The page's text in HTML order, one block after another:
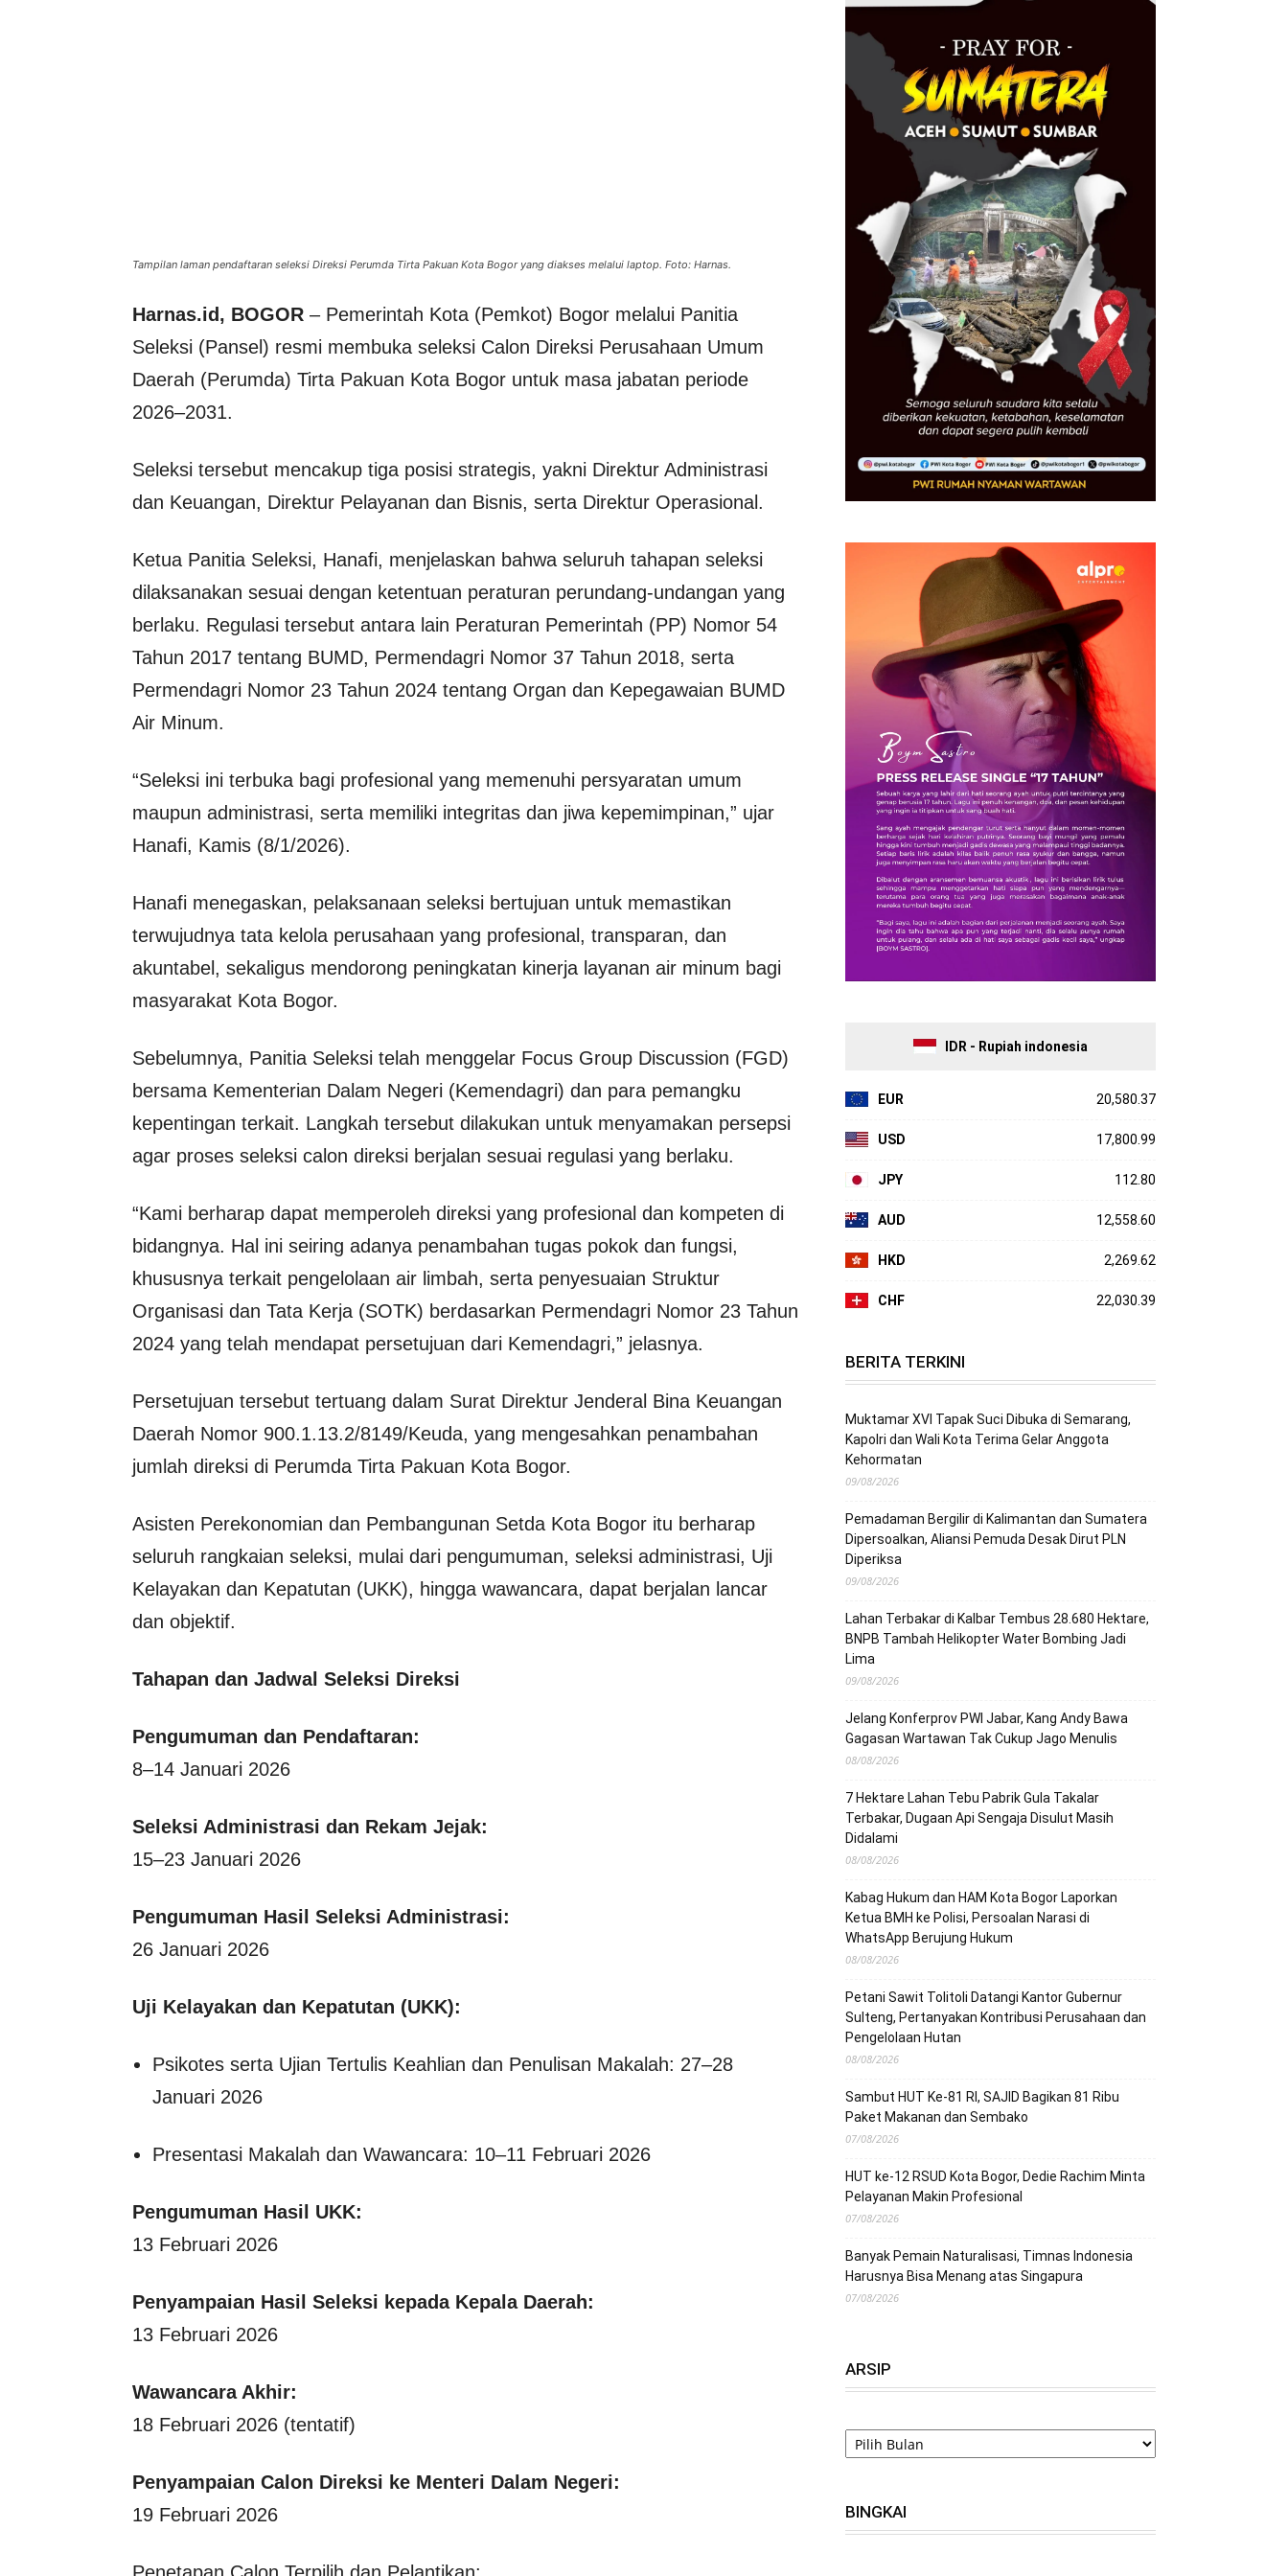
Tampilan laman pendaftaran seleksi Direksi Perumda Tirta Pakuan Kota Bogor yang diakses melalui laptop. Foto: Harnas.
Harnas.id, BOGOR – Pemerintah Kota (Pemkot) Bogor melalui Panitia
Seleksi (Pansel) resmi membuka seleksi Calon Direksi Perusahaan Umum
Daerah (Perumda) Tirta Pakuan Kota Bogor untuk masa jabatan periode
2026–2031.
Seleksi tersebut mencakup tiga posisi strategis, yakni Direktur Administrasi
dan Keuangan, Direktur Pelayanan dan Bisnis, serta Direktur Operasional.
Ketua Panitia Seleksi, Hanafi, menjelaskan bahwa seluruh tahapan seleksi
dilaksanakan sesuai dengan ketentuan peraturan perundang-undangan yang
berlaku. Regulasi tersebut antara lain Peraturan Pemerintah (PP) Nomor 54
Tahun 2017 tentang BUMD, Permendagri Nomor 37 Tahun 2018, serta
Permendagri Nomor 23 Tahun 2024 tentang Organ dan Kepegawaian BUMD
Air Minum.
“Seleksi ini terbuka bagi profesional yang memenuhi persyaratan umum
maupun administrasi, serta memiliki integritas dan jiwa kepemimpinan,” ujar
Hanafi, Kamis (8/1/2026).
Hanafi menegaskan, pelaksanaan seleksi bertujuan untuk memastikan
terwujudnya tata kelola perusahaan yang profesional, transparan, dan
akuntabel, sekaligus mendorong peningkatan kinerja layanan air minum bagi
masyarakat Kota Bogor.
Sebelumnya, Panitia Seleksi telah menggelar Focus Group Discussion (FGD)
bersama Kementerian Dalam Negeri (Kemendagri) dan para pemangku
kepentingan terkait. Langkah tersebut dilakukan untuk menyamakan persepsi
agar proses seleksi calon direksi berjalan sesuai regulasi yang berlaku.
“Kami berharap dapat memperoleh direksi yang profesional dan kompeten di
bidangnya. Hal ini seiring adanya penambahan tugas pokok dan fungsi,
khususnya terkait pengelolaan air limbah, serta penyesuaian Struktur
Organisasi dan Tata Kerja (SOTK) berdasarkan Permendagri Nomor 23 Tahun
2024 yang telah mendapat persetujuan dari Kemendagri,” jelasnya.
Persetujuan tersebut tertuang dalam Surat Direktur Jenderal Bina Keuangan
Daerah Nomor 900.1.13.2/8149/Keuda, yang mengesahkan penambahan
jumlah direksi di Perumda Tirta Pakuan Kota Bogor.
Asisten Perekonomian dan Pembangunan Setda Kota Bogor itu berharap
seluruh rangkaian seleksi, mulai dari pengumuman, seleksi administrasi, Uji
Kelayakan dan Kepatutan (UKK), hingga wawancara, dapat berjalan lancar
dan objektif.
Tahapan dan Jadwal Seleksi Direksi
Pengumuman dan Pendaftaran:
8–14 Januari 2026
Seleksi Administrasi dan Rekam Jejak:
15–23 Januari 2026
Pengumuman Hasil Seleksi Administrasi:
26 Januari 2026
Uji Kelayakan dan Kepatutan (UKK):
Psikotes serta Ujian Tertulis Keahlian dan Penulisan Makalah: 27–28
Januari 2026
Presentasi Makalah dan Wawancara: 10–11 Februari 2026
Pengumuman Hasil UKK:
13 Februari 2026
Penyampaian Hasil Seleksi kepada Kepala Daerah:
13 Februari 2026
Wawancara Akhir:
18 Februari 2026 (tentatif)
Penyampaian Calon Direksi ke Menteri Dalam Negeri:
19 Februari 2026
Penetapan Calon Terpilih dan Pelantikan:
IDR - Rupiah indonesia
EUR 20,580.37
USD 17,800.99
JPY 112.80
AUD 12,558.60
HKD 2,269.62
CHF 22,030.39
BERITA TERKINI
Muktamar XVI Tapak Suci Dibuka di Semarang,
Kapolri dan Wali Kota Terima Gelar Anggota
Kehormatan
09/08/2026
Pemadaman Bergilir di Kalimantan dan Sumatera
Dipersoalkan, Aliansi Pemuda Desak Dirut PLN
Diperiksa
09/08/2026
Lahan Terbakar di Kalbar Tembus 28.680 Hektare,
BNPB Tambah Helikopter Water Bombing Jadi
Lima
09/08/2026
Jelang Konferprov PWI Jabar, Kang Andy Bawa
Gagasan Wartawan Tak Cukup Jago Menulis
08/08/2026
7 Hektare Lahan Tebu Pabrik Gula Takalar
Terbakar, Dugaan Api Sengaja Disulut Masih
Didalami
08/08/2026
Kabag Hukum dan HAM Kota Bogor Laporkan
Ketua BMH ke Polisi, Persoalan Narasi di
WhatsApp Berujung Hukum
08/08/2026
Petani Sawit Tolitoli Datangi Kantor Gubernur
Sulteng, Pertanyakan Kontribusi Perusahaan dan
Pengelolaan Hutan
08/08/2026
Sambut HUT Ke-81 RI, SAJID Bagikan 81 Ribu
Paket Makanan dan Sembako
07/08/2026
HUT ke-12 RSUD Kota Bogor, Dedie Rachim Minta
Pelayanan Makin Profesional
07/08/2026
Banyak Pemain Naturalisasi, Timnas Indonesia
Harusnya Bisa Menang atas Singapura
07/08/2026
ARSIP
ARSIP
BINGKAI